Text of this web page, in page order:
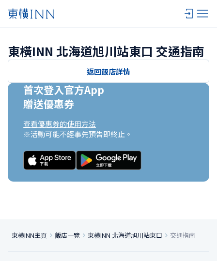
東橫INN 北海道旭川站東口 交通指南
返回飯店詳情
首次登入官方App
贈送優惠券
查看優惠券的使用方法
※活動可能不經事先預告即終止。
東橫INN主頁 飯店一覽 東橫INN 北海道旭川站東口 交通指南